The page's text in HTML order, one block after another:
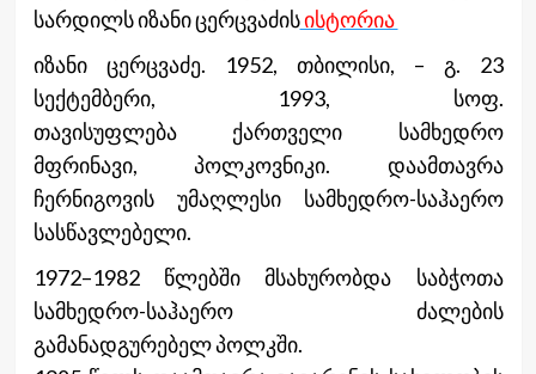
სარდილს იზანი ცერცვაძისისტორია
იზანი ცერცვაძე. 1952, თბილისი, – გ. 23
სექტემბერი, 1993, სოფ.
თავისუფლება ქართველი სამხედრო
მფრინავი, პოლკოვნიკი. დაამთავრა
ჩერნიგოვის უმაღლესი სამხედრო-საჰაერო
სასწავლებელი.
1972–1982 წლებში მსახურობდა საბჭოთა
სამხედრო-საჰაერო ძალების
გამანადგურებელ პოლკში.